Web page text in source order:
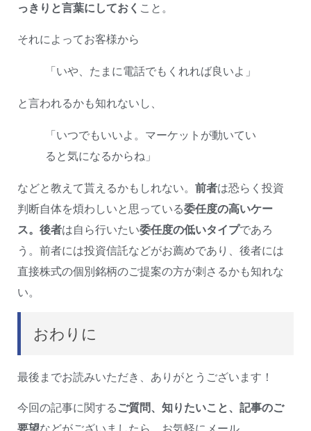
っきりと言葉にしておく こと。
それによってお客様から
「いや、たまに電話でもくれれば良いよ」
と言われるかも知れないし、
「いつでもいいよ。マーケットが動いてい
ると気になるからね」
などと教えて貰えるかもしれない。 前者は恐らく投資
判断自体を煩わしいと思っている委任度の高いケー
ス。 後者は自ら行いたい委任度の低いタイプであろ
う。前者には投資信託などがお薦めであり、後者には
直接株式の個別銘柄のご提案の方が刺さるかも知れな
い。
おわりに
最後までお読みいただき、ありがとうございます！
今回の記事に関する ご質問、知りたいこと、記事のご